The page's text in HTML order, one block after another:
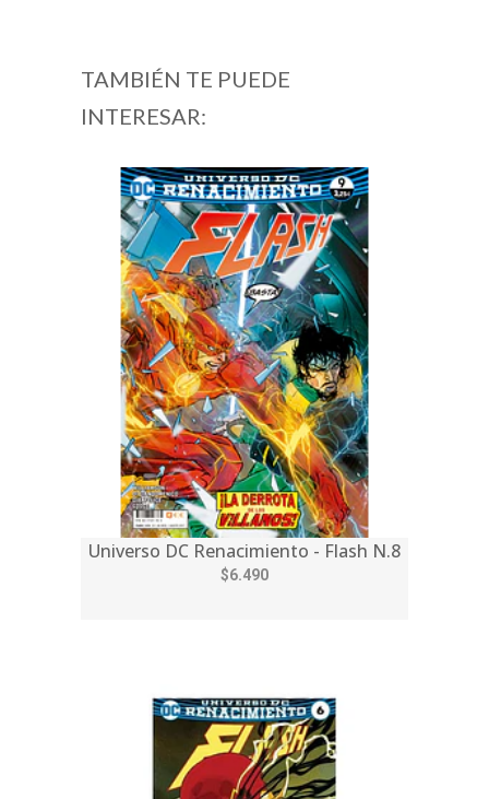
TAMBIÉN TE PUEDE
INTERESAR:
Universo DC Renacimiento - Flash N.8
$6.490